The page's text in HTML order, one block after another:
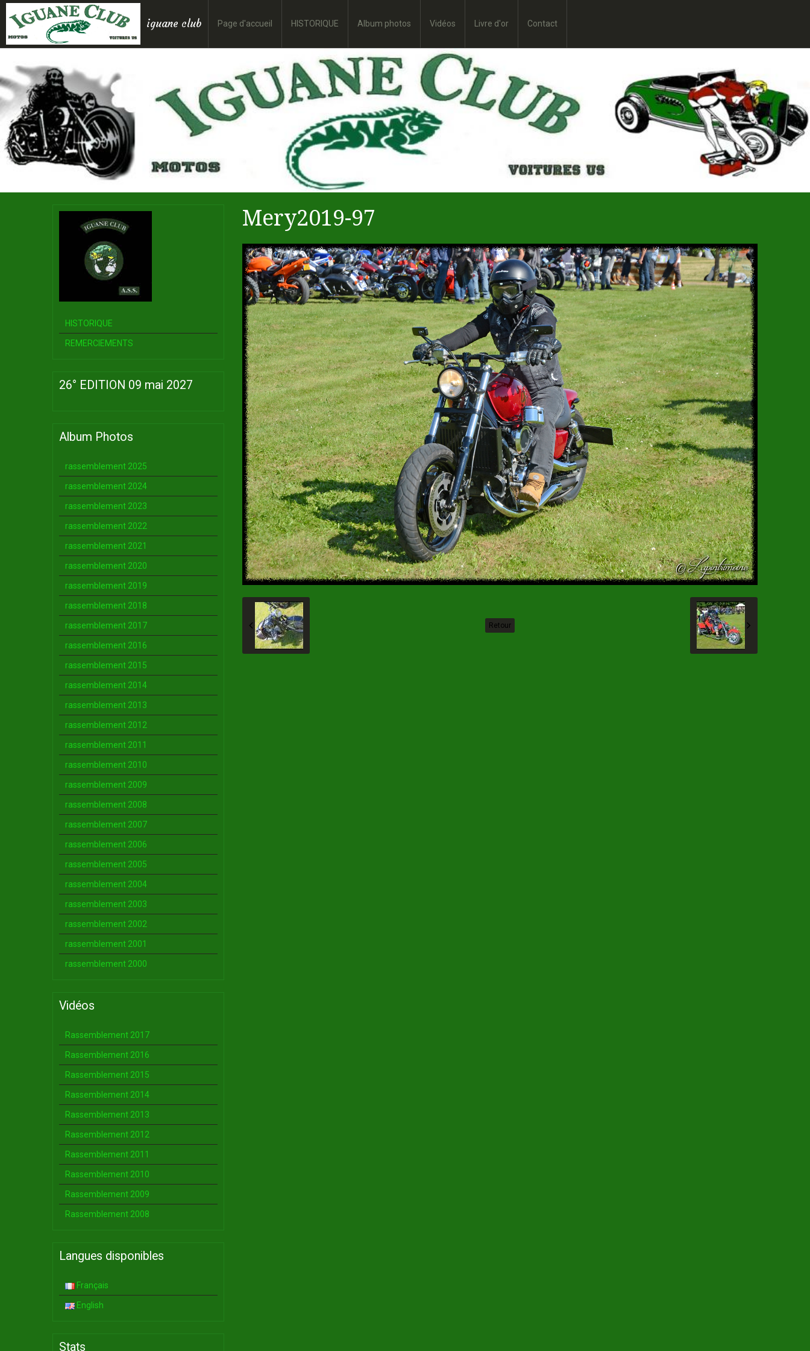
iguane club Page d'accueil HISTORIQUE Album photos Vidéos Livre d'or Contact
Mery2019-97
Retour
HISTORIQUE
REMERCIEMENTS
26° EDITION 09 mai 2027
Album Photos
rassemblement 2025
rassemblement 2024
rassemblement 2023
rassemblement 2022
rassemblement 2021
rassemblement 2020
rassemblement 2019
rassemblement 2018
rassemblement 2017
rassemblement 2016
rassemblement 2015
rassemblement 2014
rassemblement 2013
rassemblement 2012
rassemblement 2011
rassemblement 2010
rassemblement 2009
rassemblement 2008
rassemblement 2007
rassemblement 2006
rassemblement 2005
rassemblement 2004
rassemblement 2003
rassemblement 2002
rassemblement 2001
rassemblement 2000
Vidéos
Rassemblement 2017
Rassemblement 2016
Rassemblement 2015
Rassemblement 2014
Rassemblement 2013
Rassemblement 2012
Rassemblement 2011
Rassemblement 2010
Rassemblement 2009
Rassemblement 2008
Langues disponibles
Français
English
Stats